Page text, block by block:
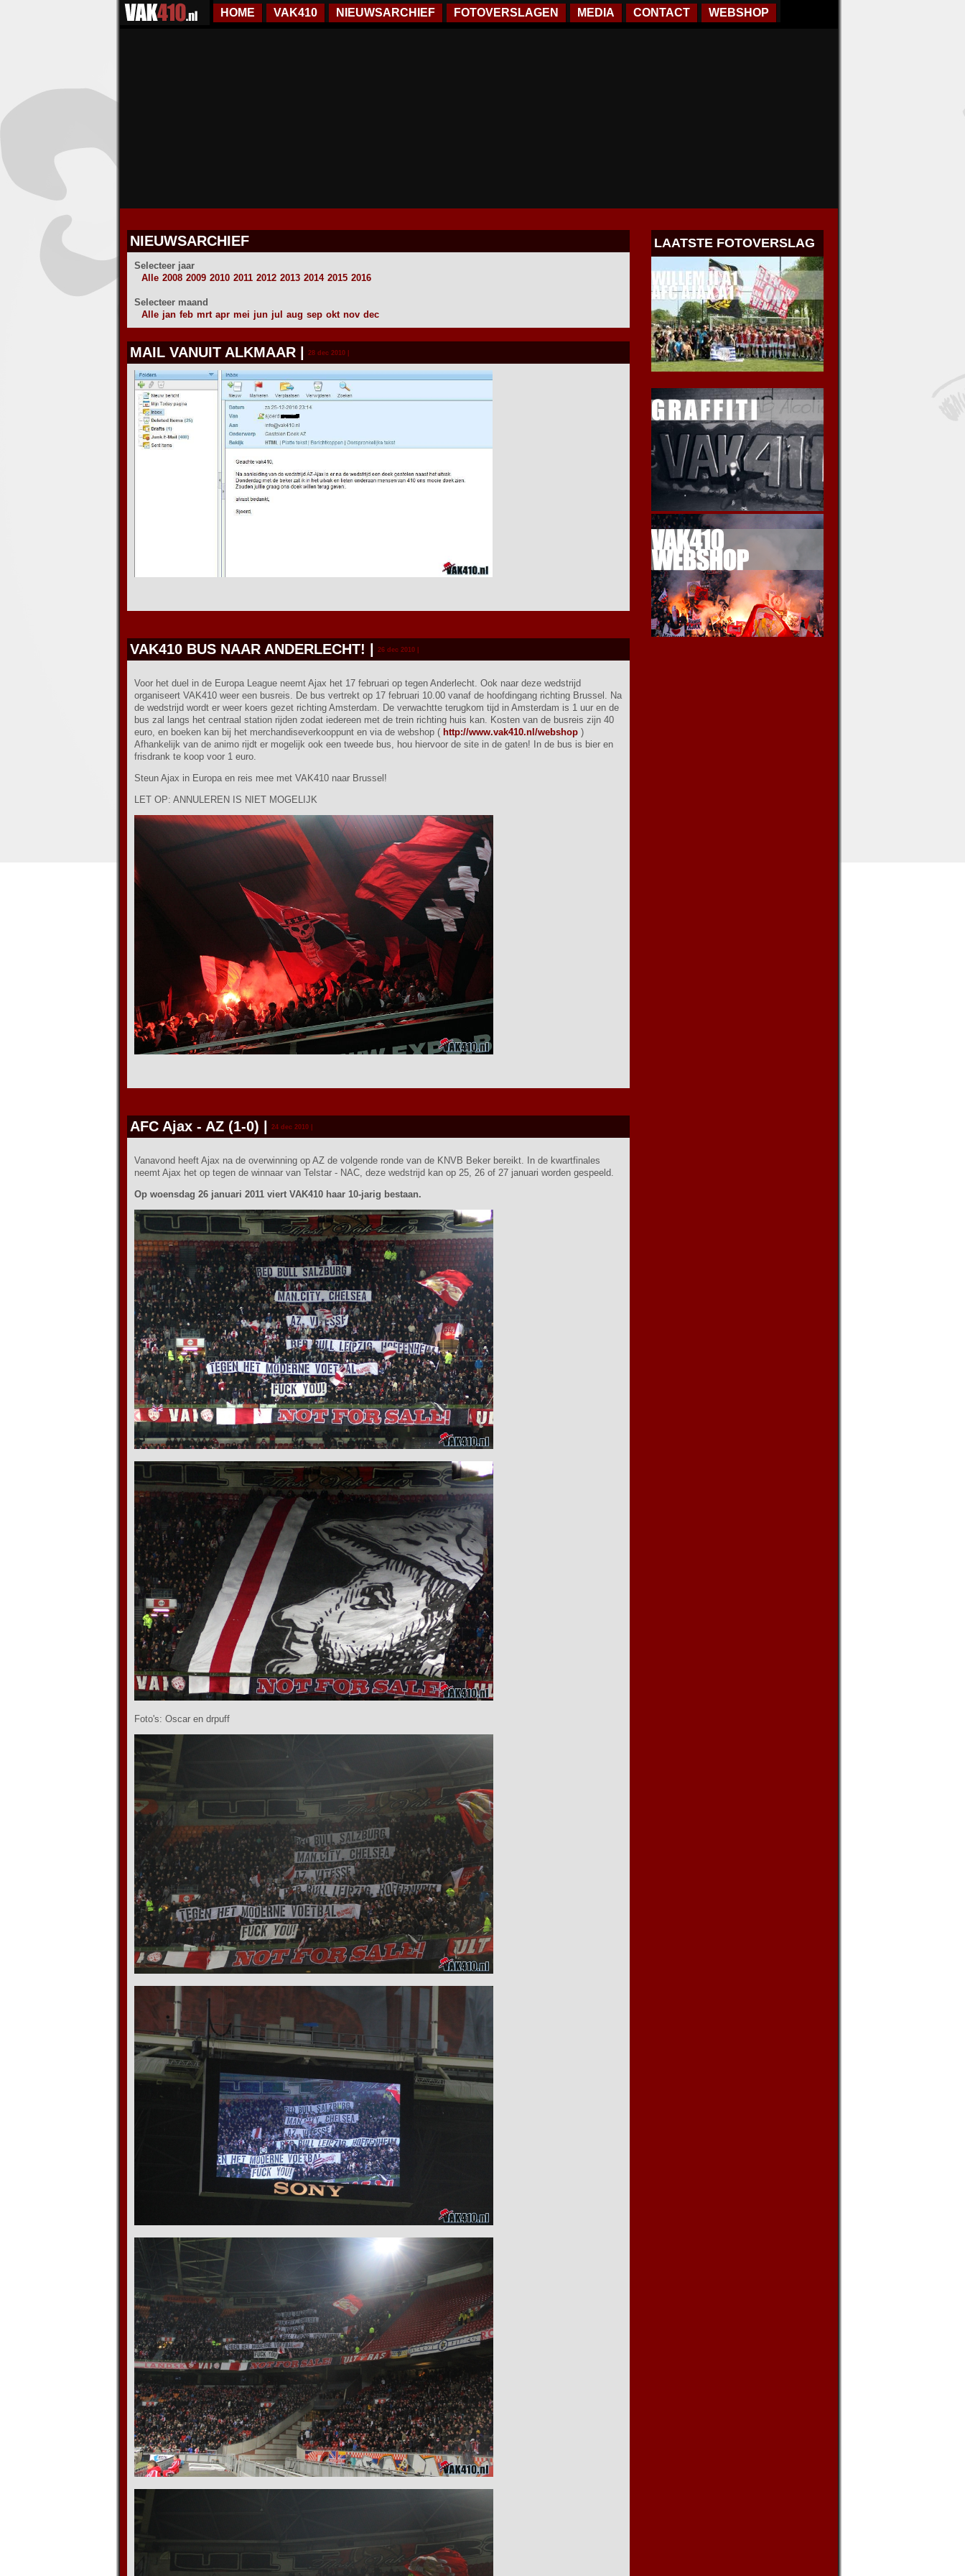
HOME VAK410 NIEUWSARCHIEF FOTOVERSLAGEN MEDIA CONTACT WEBSHOP
NIEUWSARCHIEF
Selecteer jaar
Alle 2008 2009 2010 2011 2012 2013 2014 2015 2016
Selecteer maand
Alle jan feb mrt apr mei jun jul aug sep okt nov dec
MAIL VANUIT ALKMAAR 28 dec 2010 |
VAK410 BUS NAAR ANDERLECHT! 26 dec 2010 |
Voor het duel in de Europa League neemt Ajax het 17 februari op tegen Anderlecht. Ook naar deze wedstrijd
organiseert VAK410 weer een busreis. De bus vertrekt op 17 februari 10.00 vanaf de hoofdingang richting Brussel. Na
de wedstrijd wordt er weer koers gezet richting Amsterdam. De verwachtte terugkom tijd in Amsterdam is 1 uur en de
bus zal langs het centraal station rijden zodat iedereen met de trein richting huis kan. Kosten van de busreis zijn 40
euro, en boeken kan bij het merchandiseverkooppunt en via de webshop ( http://www.vak410.nl/webshop )
Afhankelijk van de animo rijdt er mogelijk ook een tweede bus, hou hiervoor de site in de gaten! In de bus is bier en
frisdrank te koop voor 1 euro.
Steun Ajax in Europa en reis mee met VAK410 naar Brussel!
LET OP: ANNULEREN IS NIET MOGELIJK
AFC Ajax - AZ (1-0) 24 dec 2010 |
Vanavond heeft Ajax na de overwinning op AZ de volgende ronde van de KNVB Beker bereikt. In de kwartfinales
neemt Ajax het op tegen de winnaar van Telstar - NAC, deze wedstrijd kan op 25, 26 of 27 januari worden gespeeld.
Op woensdag 26 januari 2011 viert VAK410 haar 10-jarig bestaan.
Foto's: Oscar en drpuff
LAATSTE FOTOVERSLAG